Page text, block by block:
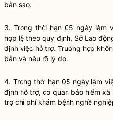
bản sao.
3. Trong thời hạn 05 ngày làm
hợp lệ theo quy định, Sở Lao
định việc hỗ trợ. Trường hợp
bản và nêu rõ lý do.
4. Trong thời hạn 05 ngày làm
định hỗ trợ, cơ quan bảo hiểm
trợ chi phí khám bệnh nghề